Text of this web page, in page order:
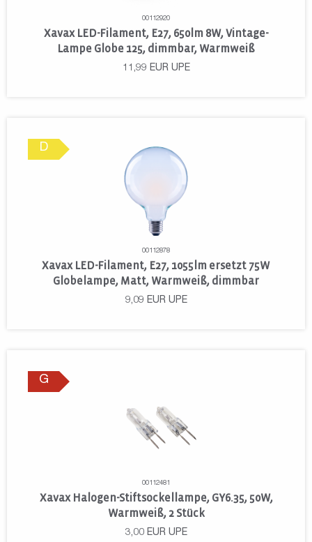
00112920
Xavax LED-Filament, E27, 650lm 8W, Vintage-
Lampe Globe 125, dimmbar, Warmweiß
11,99 EUR UPE
D
00112878
Xavax LED-Filament, E27, 1055lm ersetzt 75W
Globelampe, Matt, Warmweiß, dimmbar
9,09 EUR UPE
G
00112481
Xavax Halogen-Stiftsockellampe, GY6.35, 50W,
Warmweiß, 2 Stück
3,00 EUR UPE